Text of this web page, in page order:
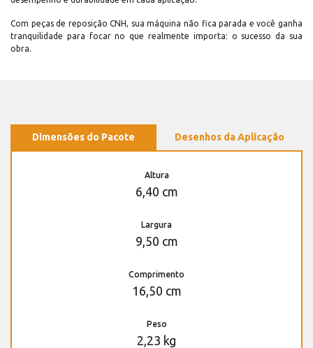
Com peças de reposição CNH, sua máquina não fica parada e você ganha
tranquilidade para focar no que realmente importa: o sucesso da sua
obra.
Dimensões do Pacote Desenhos da Aplicação
Altura
6,40 cm
Largura
9,50 cm
Comprimento
16,50 cm
Peso
2,23 kg